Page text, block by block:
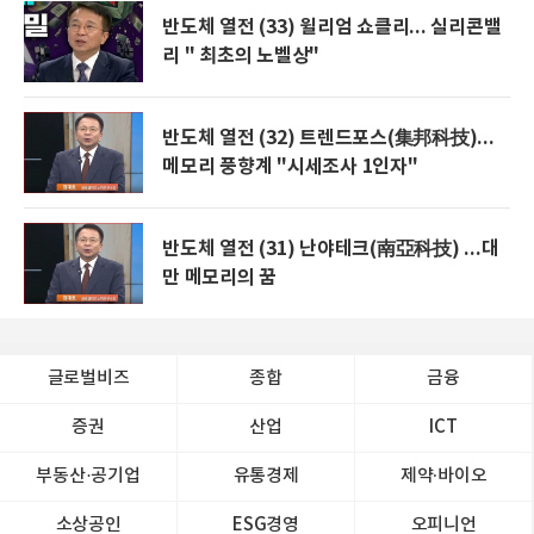
반도체 열전 (33) 윌리엄 쇼클리... 실리콘밸
리 " 최초의 노벨상"
반도체 열전 (32) 트렌드포스(集邦科技)...
메모리 풍향계 "시세조사 1인자"
반도체 열전 (31) 난야테크(南亞科技) ...대
만 메모리의 꿈
글로벌비즈 종합 금융
증권 산업 ICT
부동산·공기업 유통경제 제약∙바이오
소상공인 ESG경영 오피니언